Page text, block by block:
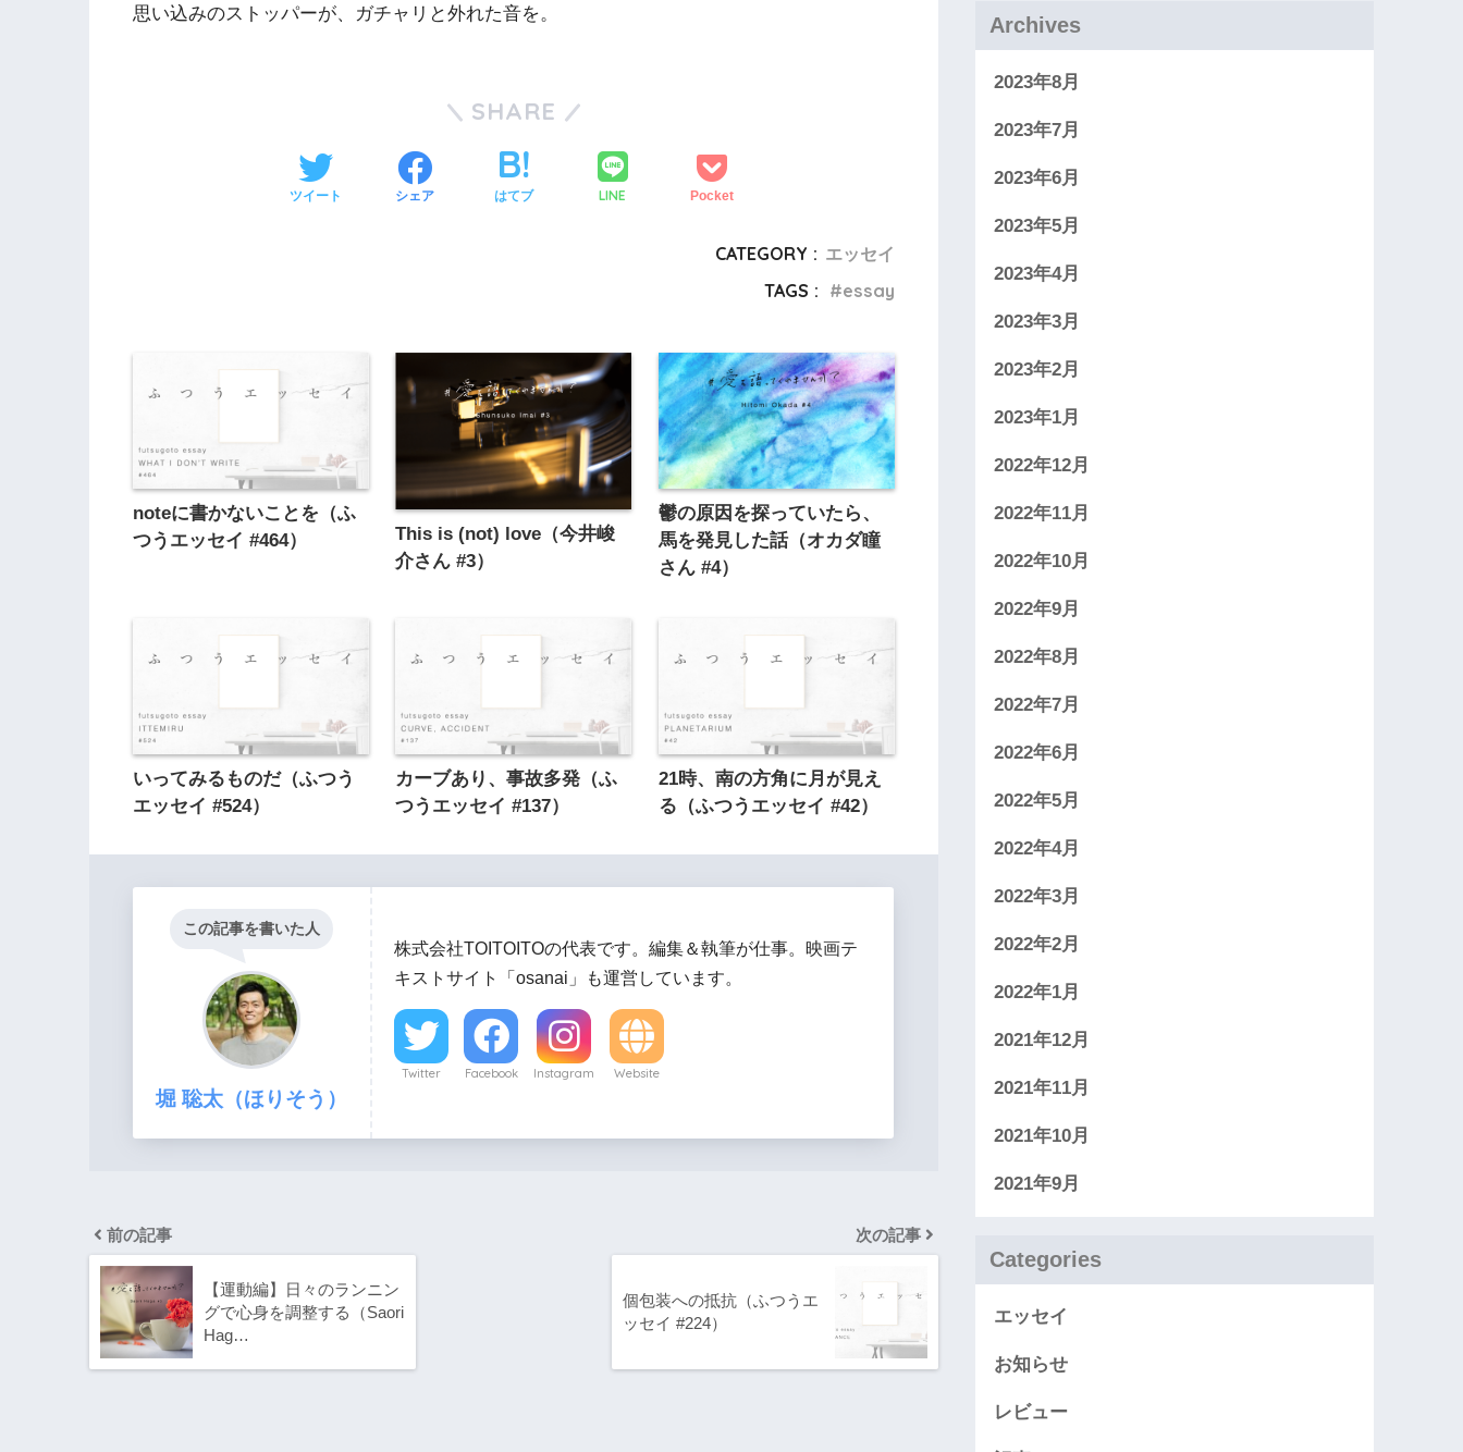
思い込みのストッパーが、ガチャリと外れた音を。
SHARE
ツイート シェア はてブ LINE Pocket
CATEGORY : エッセイ
TAGS :
essay
noteに書かないことを（ふ
つうエッセイ #464）
This is (not) love（今井峻
介さん #3）
鬱の原因を探っていたら、
馬を発見した話（オカダ瞳
さん #4）
いってみるものだ（ふつう
エッセイ #524）
カーブあり、事故多発（ふ
つうエッセイ #137）
21時、南の方角に月が見え
る（ふつうエッセイ #42）
この記事を書いた人
堀 聡太（ほりそう）
株式会社TOITOITOの代表です。編集＆執筆が仕事。映画テ
キストサイト「osanai」も運営しています。
Twitter Facebook Instagram Website
前の記事
【運動編】日々のランニン
グで心身を調整する（Saori
Hag…
次の記事
個包装への抵抗（ふつうエ
ッセイ #224）
Archives
2023年8月
2023年7月
2023年6月
2023年5月
2023年4月
2023年3月
2023年2月
2023年1月
2022年12月
2022年11月
2022年10月
2022年9月
2022年8月
2022年7月
2022年6月
2022年5月
2022年4月
2022年3月
2022年2月
2022年1月
2021年12月
2021年11月
2021年10月
2021年9月
Categories
エッセイ
お知らせ
レビュー